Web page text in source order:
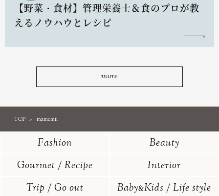
【野菜・食材】管理栄養士＆食のプロが教
えるノウハウとレシピ
more
TOP mamemii
Fashion
Beauty
Gourmet / Recipe
Interior
Trip / Go out
Baby&Kids / Life style